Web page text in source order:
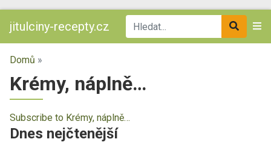
jitulciny-recepty.cz
Domů »
Krémy, náplně…
Subscribe to Krémy, náplně…
Dnes nejčtenější